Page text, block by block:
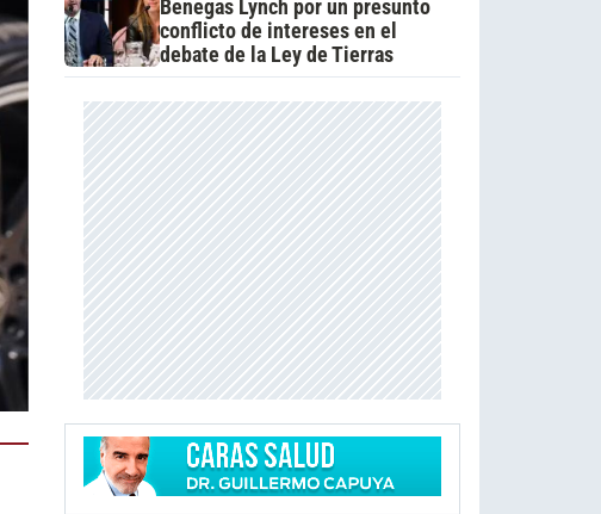
Benegas Lynch por un presunto
conflicto de intereses en el
debate de la Ley de Tierras